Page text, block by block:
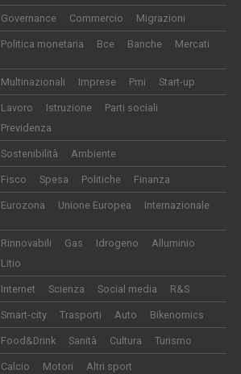
Governance Commercio Migrazioni
Politica monetaria Bce Banche Mercati
Multinazionali Imprese Pmi Start-up
Lavoro Istruzione
Parti sociali
Previdenza
Sostenibilità Ambiente
Fisco Spesa Politiche Finanza
Eurozona Unione Europea Internazionale
Rinnovabili Gas Idrogeno
Alluminio
Litio
Internet Scienza Social media R&S
Smart-city Trasporti Auto Bikenomics
Food&Drink Sanità Cultura Turismo
Calcio Motori Altri sport